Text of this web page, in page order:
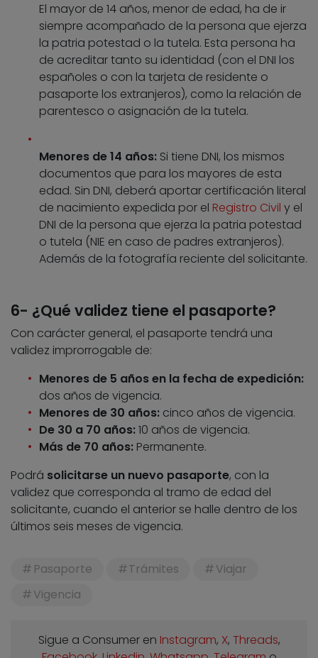
El mayor de 14 años, menor de edad, ha de ir
siempre acompañado de la persona que ejerza
la patria potestad o la tutela. Esta persona ha
de acreditar tanto su identidad (con el DNI los
españoles o con la tarjeta de residente o
pasaporte los extranjeros), como la relación de
parentesco o asignación de la tutela.
Menores de 14 años: Si tiene DNI, los mismos
documentos que para los mayores de esta
edad. Sin DNI, deberá aportar certificación literal
de nacimiento expedida por el Registro Civil y el
DNI de la persona que ejerza la patria potestad
o tutela (NIE en caso de padres extranjeros).
Además de la fotografía reciente del solicitante.
6- ¿Qué validez tiene el pasaporte?
Con carácter general, el pasaporte tendrá una
validez improrrogable de:
Menores de 5 años en la fecha de expedición:
dos años de vigencia.
Menores de 30 años: cinco años de vigencia.
De 30 a 70 años:10 años de vigencia.
Más de 70 años: Permanente.
Podrá solicitarse un nuevo pasaporte, con la
validez que corresponda al tramo de edad del
solicitante, cuando el anterior se halle dentro de los
últimos seis meses de vigencia.
Pasaporte Trámites
Viajar
Vigencia
Sigue a Consumer en Instagram, X, Threads,